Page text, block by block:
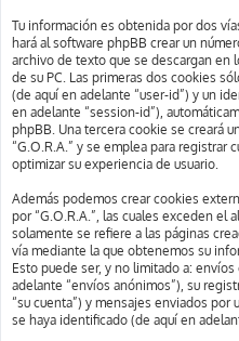
Tu información es obtenida por dos
hará al software phpBB crear un
archivo de texto que se descargan en
de su PC. Las primeras dos cookies
(de aquí en adelante “user-id”) y un
en adelante “session-id”),
phpBB. Una tercera cookie se creará
“G.O.R.A.” y se emplea para registrar
optimizar su experiencia de usuario.
Además podemos crear cookies
por “G.O.R.A.”, las cuales exceden el
solamente se refiere a las páginas
vía mediante la que obtenemos su
Esto puede ser, y no limitado a:
adelante “envíos anónimos”), su
“su cuenta”) y mensajes enviados
se haya identificado (de aquí en